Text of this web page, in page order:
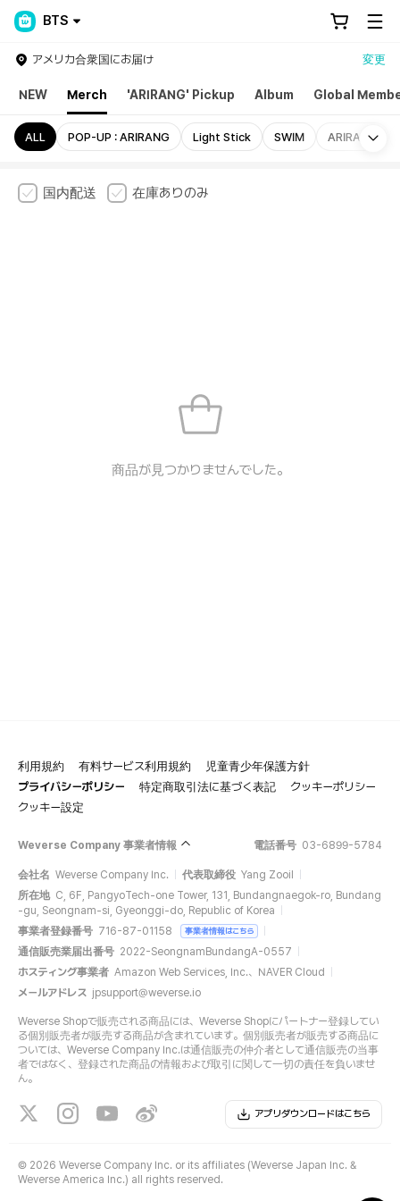
BTS
アメリカ合衆国にお届け 変更
NEW Merch 'ARIRANG' Pickup Album Global
ALL POP-UP : ARIRANG Light Stick SWIM ARIRANG
国内配送 在庫ありのみ
商品が見つかりませんでした。
利用規約 有料サービス利用規約
児童青少年保護方針
プライバシーポリシー
特定商取引法に基づく表記
クッキーポリシー
クッキー設定
Weverse Company 事業者情報 電話番号 03-6899-5784
会社名 Weverse Company Inc. 代表取締役 Yang Zooil
所在地 C, 6F, PangyoTech-one Tower, 131, Bundangnaegok-ro, Bundang
-gu, Seongnam-si, Gyeonggi-do, Republic of Korea
事業者登録番号 716-87-01158 事業者情報はこちら
通信販売業届出番号 2022-SeongnamBundangA-0557
ホスティング事業者 Amazon Web Services, Inc.、NAVER Cloud
メールアドレス jpsupport@weverse.io
Weverse Shopで販売される商品には、Weverse Shopにパートナー登録してい
る個別販売者が販売する商品が含まれています。個別販売者が販売する商品に
ついては、Weverse Company Inc.は通信販売の仲介者として通信販売の当事
者ではなく、登録された商品の情報および取引に関して一切の責任を負いませ
ん。
アプリダウンロードはこちら
© 2026 Weverse Company Inc. or its affiliates (Weverse Japan Inc. &
Weverse America Inc.) all rights reserved.